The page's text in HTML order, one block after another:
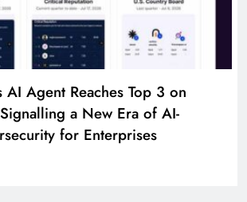
AI Agent Reaches Top 3 on
a New Era of AI-
for Enterprises